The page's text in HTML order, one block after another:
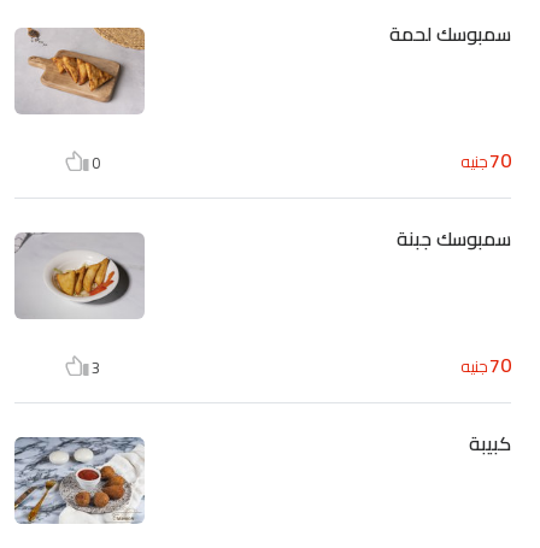
سمبوسك لحمة
70جنيه 0
سمبوسك جبنة
70جنيه 3
كبيبة